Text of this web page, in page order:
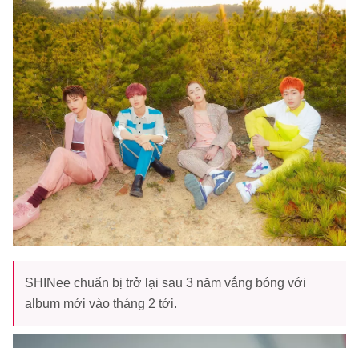
SHINee chuẩn bị trở lại sau 3 năm vắng bóng với
album mới vào tháng 2 tới.